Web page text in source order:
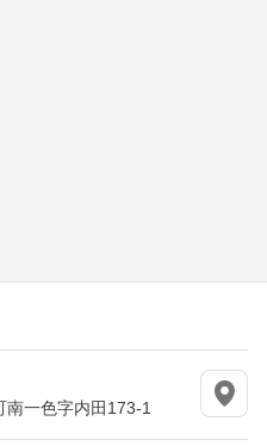
南一色字内田173-1